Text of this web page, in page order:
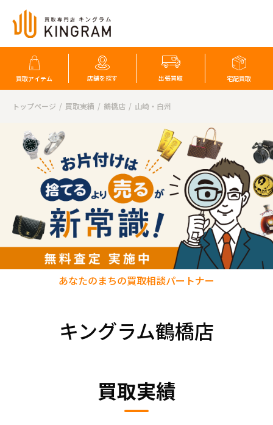
買取アイテム 店舗を探す 出張買取 宅配買取
トップページ 買取実績 鶴橋店 山崎・白州
キングラム鶴橋店
あなたのまちの買取相談パートナー
買取実績